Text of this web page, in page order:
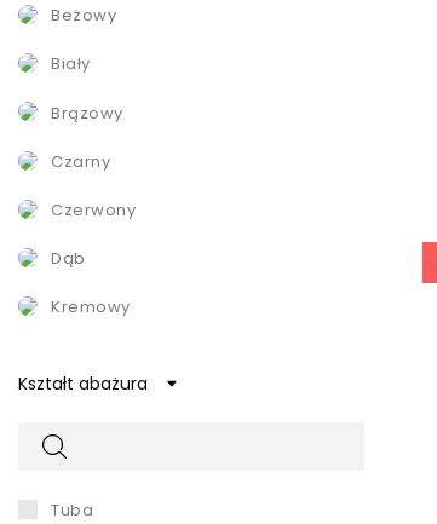
beżowy
biały
brązowy
czarny
czerwony
dąb
kremowy
srebrny
szary
Kształt abażura
tuba